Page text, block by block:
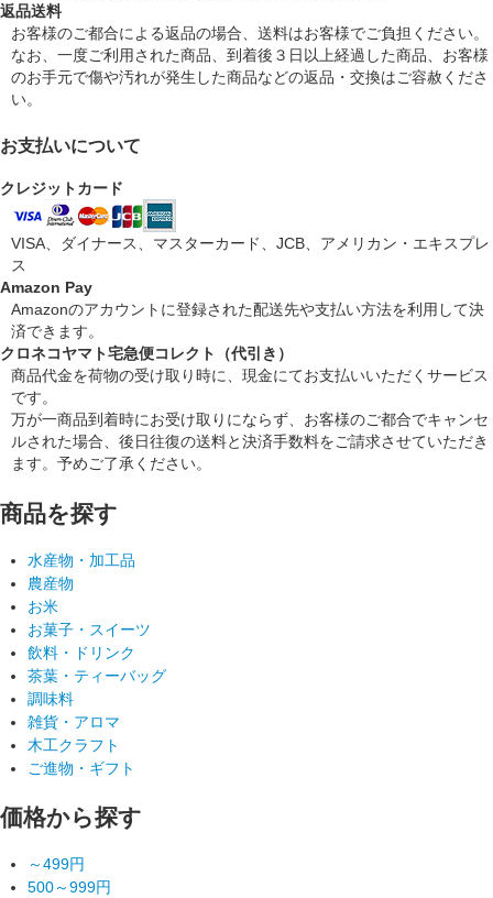
返品送料
お客様のご都合による返品の場合、送料はお客様でご負担ください。
なお、一度ご利用された商品、到着後３日以上経過した商品、お客様
のお手元で傷や汚れが発生した商品などの返品・交換はご容赦くださ
い。
お支払いについて
クレジットカード
VISA、ダイナース、マスターカード、JCB、アメリカン・エキスプレ
ス
Amazon Pay
Amazonのアカウントに登録された配送先や支払い方法を利用して決
済できます。
クロネコヤマト宅急便コレクト（代引き）
商品代金を荷物の受け取り時に、現金にてお支払いいただくサービス
です。
万が一商品到着時にお受け取りにならず、お客様のご都合でキャンセ
ルされた場合、後日往復の送料と決済手数料をご請求させていただき
ます。予めご了承ください。
商品を探す
水産物・加工品
農産物
お米
お菓子・スイーツ
飲料・ドリンク
茶葉・ティーバッグ
調味料
雑貨・アロマ
木工クラフト
ご進物・ギフト
価格から探す
～499円
500～999円